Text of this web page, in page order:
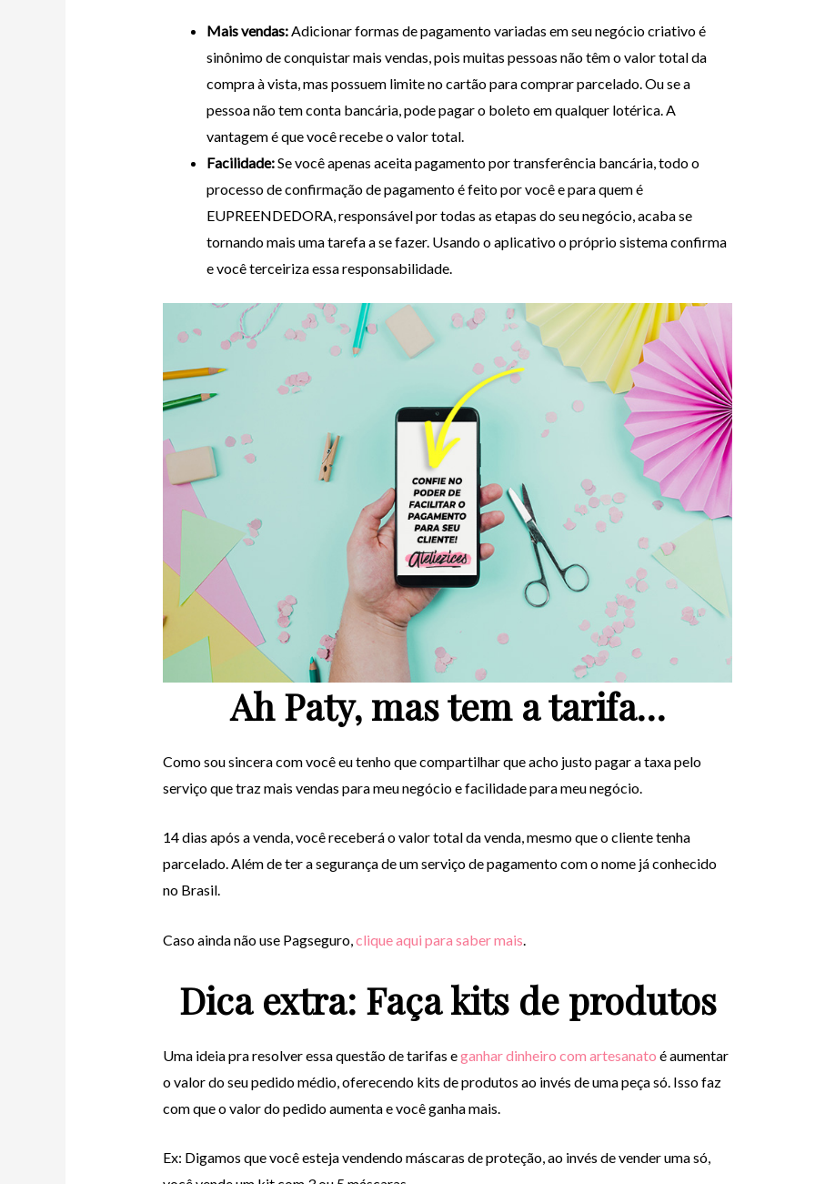
Mais vendas:Adicionar formas de pagamento variadas em seu negócio criativo é
sinônimo de conquistar mais vendas, pois muitas pessoas não têm o valor total da
compra à vista, mas possuem limite no cartão para comprar parcelado. Ou se a
pessoa não tem conta bancária, pode pagar o boleto em qualquer lotérica. A
vantagem é que você recebe o valor total.
Facilidade:Se você apenas aceita pagamento por transferência bancária, todo o
processo de confirmação de pagamento é feito por você e para quem é
EUPREENDEDORA, responsável por todas as etapas do seu negócio, acaba se
tornando mais uma tarefa a se fazer. Usando o aplicativo o próprio sistema confirma
e você terceiriza essa responsabilidade.
Ah Paty, mas tem a tarifa…
Como sou sincera com você eu tenho que compartilhar que acho justo pagar a taxa pelo
serviço que traz mais vendas para meu negócio e facilidade para meu negócio.
14 dias após a venda, você receberá o valor total da venda, mesmo que o cliente tenha
parcelado. Além de ter a segurança de um serviço de pagamento com o nome já conhecido
no Brasil.
Caso ainda não use Pagseguro,clique aqui para saber mais.
Dica extra: Faça kits de produtos
Uma ideia pra resolver essa questão de tarifas eganhar dinheiro com artesanato é aumentar
o valor do seu pedido médio, oferecendo kits de produtos ao invés de uma peça só. Isso faz
com que o valor do pedido aumenta e você ganha mais.
Ex: Digamos que você esteja vendendo máscaras de proteção, ao invés de vender uma só,